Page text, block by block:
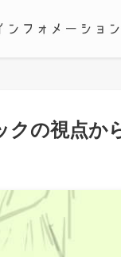
の視点か